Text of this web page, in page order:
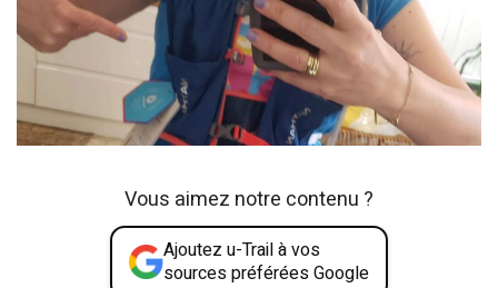
Vous aimez notre contenu ?
Ajoutez u-Trail à vos
sources préférées Google